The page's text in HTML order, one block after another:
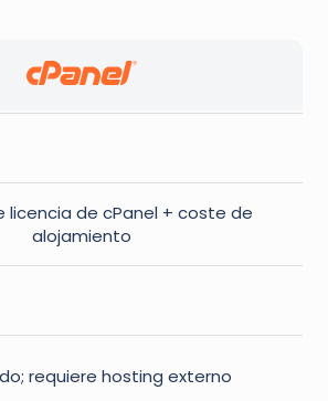
licencia de cPanel + coste de
alojamiento
requiere hosting externo